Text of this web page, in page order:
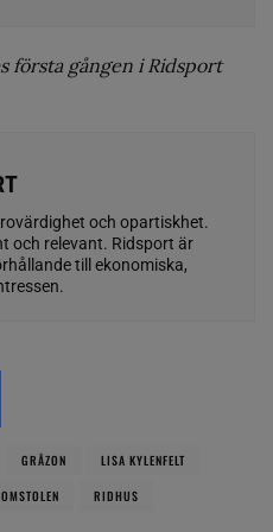
första gången i Ridsport
och opartiskhet.
och relevant. Ridsport är
till ekonomiska,
GRÅZON
LISA KYLENFELT
RIDHUS